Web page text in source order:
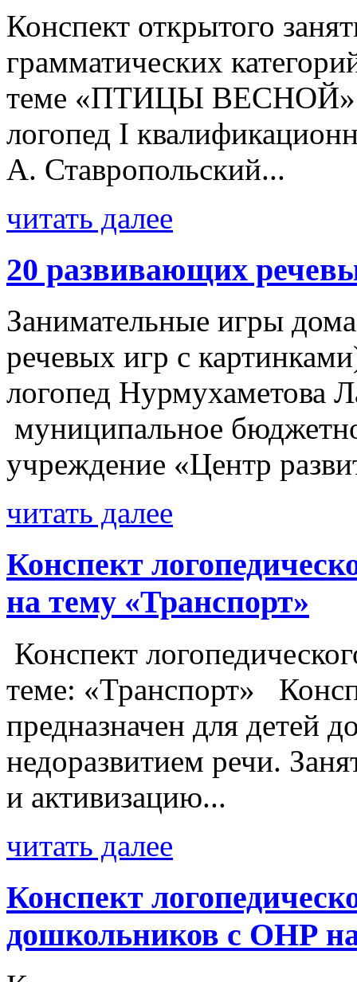
Конспект открытого
грамматических
теме «ПТИЦЫ ВЕСНОЙ»
логопед I
А. Ставропольский...
читать далее
20 развивающих
Занимательные игры
речевых игр с
логопед Нурмухаметова
муниципальное
учреждение «Центр
читать далее
Конспект
на тему «Транспорт»
Конспект
теме: «Транспорт»
предназначен для детей
недоразвитием речи.
и активизацию...
читать далее
Конспект
дошкольников с ОНР